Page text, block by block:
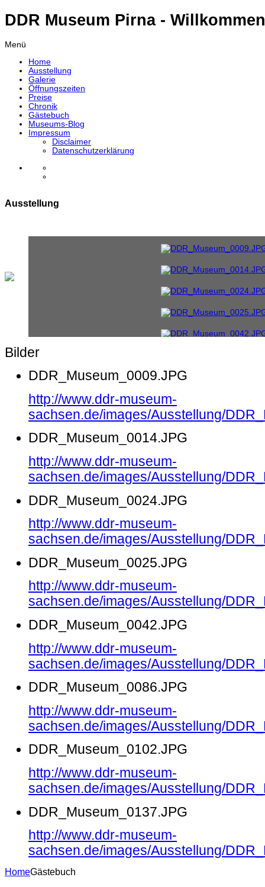
DDR Museum Pirna -
Menü
Home
Ausstellung
Galerie
Öffnungszeiten
Preise
Chronik
Gästebuch
Museums-Blog
Impressum
Disclaimer
Datenschutzerklärung
Ausstellung
Bilder
DDR_Museum_0009.JPG
http://www.ddr-museum-
sachsen.de/images/Ausstellung/
DDR_Museum_0014.JPG
http://www.ddr-museum-
sachsen.de/images/Ausstellung/
DDR_Museum_0024.JPG
http://www.ddr-museum-
sachsen.de/images/Ausstellung/
DDR_Museum_0025.JPG
http://www.ddr-museum-
sachsen.de/images/Ausstellung/
DDR_Museum_0042.JPG
http://www.ddr-museum-
sachsen.de/images/Ausstellung/
DDR_Museum_0086.JPG
http://www.ddr-museum-
sachsen.de/images/Ausstellung/
DDR_Museum_0102.JPG
http://www.ddr-museum-
sachsen.de/images/Ausstellung/
DDR_Museum_0137.JPG
http://www.ddr-museum-
sachsen.de/images/Ausstellung/
HomeGästebuch